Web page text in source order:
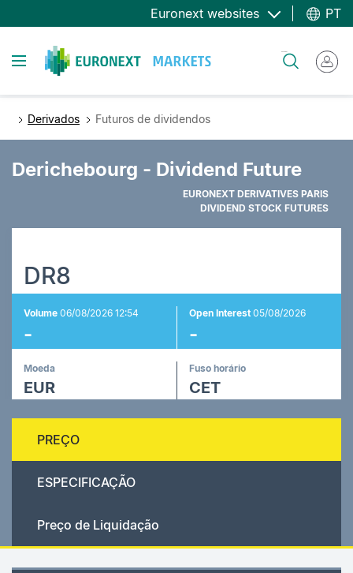
para
conteúdo
Euronext websites PT
Toggle navigation
Derivados Futuros de dividendos
Derichebourg - Dividend Future
EURONEXT DERIVATIVES PARIS
DIVIDEND STOCK FUTURES
DR8
Volume 06/08/2026 12:54
-
Open Interest05/08/2026
-
Moeda
EUR
Fuso horário
CET
PREÇO
ESPECIFICAÇÃO
Preço de Liquidação